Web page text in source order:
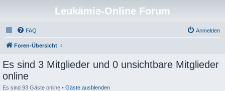
Leukämie-Online Forum
FAQ Anmelden
Foren-Übersicht
Es sind 3 Mitglieder und 0 unsichtbare Mitglieder
online
Es sind 93 Gäste online • Gäste ausblenden